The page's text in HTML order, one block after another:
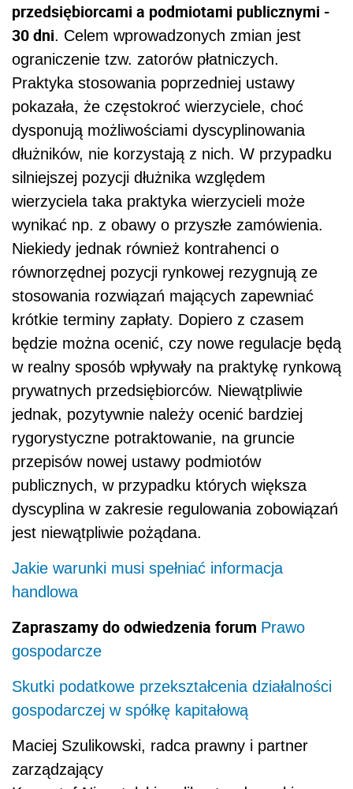
przedsiębiorcami a podmiotami publicznymi -
30 dni. Celem wprowadzonych zmian jest
ograniczenie tzw. zatorów płatniczych.
Praktyka stosowania poprzedniej ustawy
pokazała, że częstokroć wierzyciele, choć
dysponują możliwościami dyscyplinowania
dłużników, nie korzystają z nich. W przypadku
silniejszej pozycji dłużnika względem
wierzyciela taka praktyka wierzycieli może
wynikać np. z obawy o przyszłe zamówienia.
Niekiedy jednak również kontrahenci o
równorzędnej pozycji rynkowej rezygnują ze
stosowania rozwiązań mających zapewniać
krótkie terminy zapłaty. Dopiero z czasem
będzie można ocenić, czy nowe regulacje będą
w realny sposób wpływały na praktykę rynkową
prywatnych przedsiębiorców. Niewątpliwie
jednak, pozytywnie należy ocenić bardziej
rygorystyczne potraktowanie, na gruncie
przepisów nowej ustawy podmiotów
publicznych, w przypadku których większa
dyscyplina w zakresie regulowania zobowiązań
jest niewątpliwie pożądana.
Jakie warunki musi spełniać informacja
handlowa
Zapraszamy do odwiedzenia forum Prawo
gospodarcze
Skutki podatkowe przekształcenia działalności
gospodarczej w spółkę kapitałową
Maciej Szulikowski, radca prawny i partner
zarządzający